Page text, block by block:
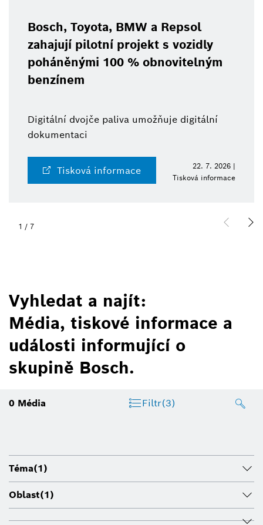
Bosch, Toyota, BMW a Repsol
zahajují pilotní projekt s vozidly
poháněnými 100 % obnovitelným
benzínem
Digitální dvojče paliva umožňuje digitální
dokumentaci
Tisková informace
22. 7. 2026 |
Tisková informace
1 / 7
Vyhledat a najít:
Média, tiskové informace a
události informující o
skupině Bosch.
0 Média Filtr(3)
Téma(1)
Oblast(1)